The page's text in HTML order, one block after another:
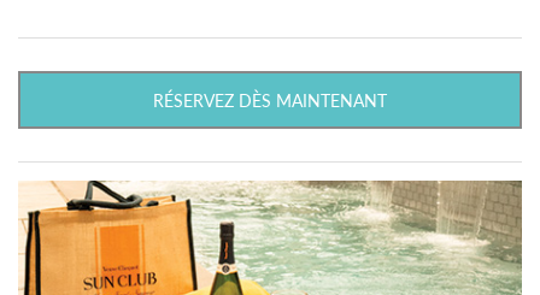
RÉSERVEZ DÈS MAINTENANT